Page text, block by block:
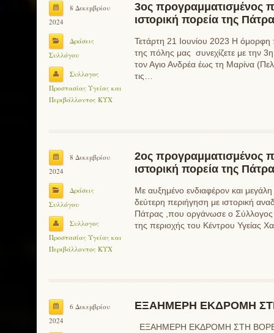
8 Δεκεμβρίου
2024
Δράσεις
Συλλόγου
Συλλογος
Προστασίας Υγείας και
Περιβάλλοντος ΚΥΧ
3ος προγραμματισμένος
ιστορική πορεία της
Τετάρτη 21 Ιουνίου 2023 Η όμορφη
της πόλης μας συνεχίζετε με την
τον Αγιο Ανδρέα έως τη Μαρίνα
τις…
8 Δεκεμβρίου
2024
Δράσεις
Συλλόγου
Συλλογος
Προστασίας Υγείας και
Περιβάλλοντος ΚΥΧ
2ος προγραμματισμένος
ιστορική πορεία της
Με αυξημένο ενδιαφέρον και
δεύτερη περιήγηση με ιστορική
Πάτρας ,που οργάνωσε ο Σύλλογος
της περιοχής του Κέντρου Υγείας
6 Δεκεμβρίου
2024
ΕΞΑΗΜΕΡΗ ΕΚΔΡΟΜΗ
ΕΞΑΗΜΕΡΗ ΕΚΔΡΟΜΗ ΣΤΗ